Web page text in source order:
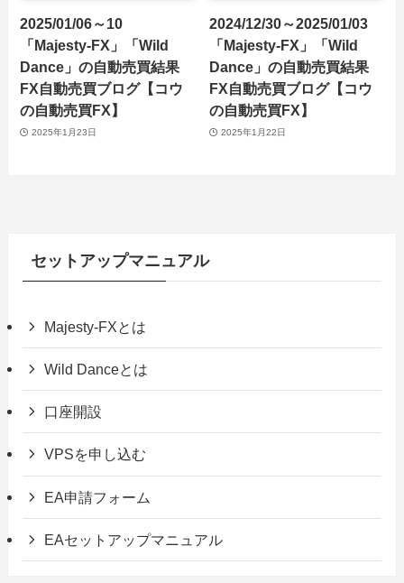
2025/01/06～10
「Majesty-FX」「Wild
Dance」の自動売買結果
FX自動売買ブログ【コウ
の自動売買FX】
2025年1月23日
2024/12/30～2025/01/03
「Majesty-FX」「Wild
Dance」の自動売買結果
FX自動売買ブログ【コウ
の自動売買FX】
2025年1月22日
セットアップマニュアル
Majesty-FXとは
Wild Danceとは
口座開設
VPSを申し込む
EA申請フォーム
EAセットアップマニュアル